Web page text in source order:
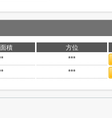
積 方位
***
***